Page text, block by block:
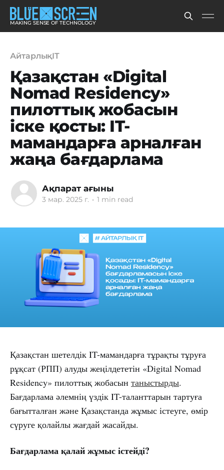
MAKING SENSE OF TECHNOLOGY
АйтарлықIT
Қазақстан «Digital
Nomad Residency»
пилоттық жобасын
іске қосты: IT-
мамандарға арналған
жаңа бағдарлама
Ақпарат ағыны
3 мар. 2025 г. • 1 min read
Қазақстан шетелдік IT-мамандарға тұрақты тұруға
рұқсат (РПП) алуды жеңілдететін «Digital Nomad
Residency» пилоттық жобасын таныстырды.
Бағдарлама әлемнің үздік IT-таланттарын тартуға
бағытталған және Қазақстанда жұмыс істеуге, өмір
сүруге қолайлы жағдай жасайды.
Бағдарлама қалай жұмыс істейді?